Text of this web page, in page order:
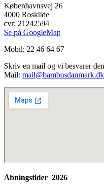
Københavnsvej 26
4000 Roskilde
cvr: 21242594
Se på GoogleMap
Mobil: 22 46 64 67
Skriv en mail og vi besvarer
Mail: mail@bambusdanmark.dk
Åbningstider 2026